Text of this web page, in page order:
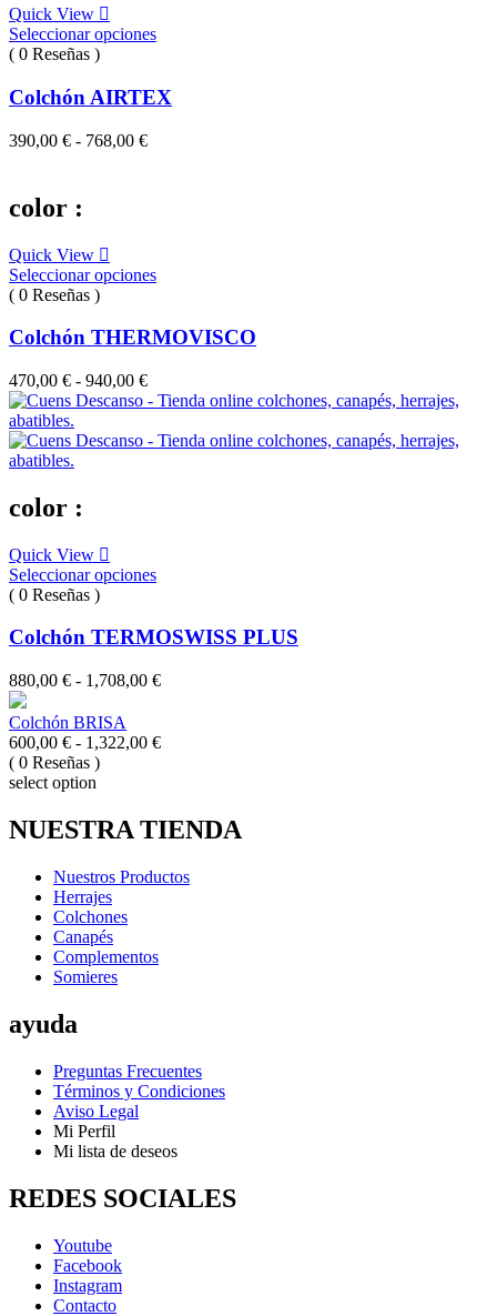
Quick View
Seleccionar opciones
( 0 Reseñas )
Colchón AIRTEX
390,00 € - 768,00 €Rango
color :
Quick View
Seleccionar opciones
( 0 Reseñas )
Colchón THERMOVISCO
470,00 € - 940,00 €Rango
de
desde
color :
Quick View
Seleccionar opciones
( 0 Reseñas )
Colchón TERMOSWISS PLUS
880,00 € - 1,708,00 €Rango
desde
Colchón BRISA
600,00 € - 1,322,00 €Rango
600,00 €
hasta
( 0 Reseñas )
select option
NUESTRA TIENDA
Nuestros Productos
Herrajes
Colchones
Canapés
Complementos
Somieres
ayuda
Preguntas Frecuentes
Términos y Condiciones
Aviso Legal
Mi Perfil
Mi lista de deseos
REDES SOCIALES
Youtube
Facebook
Instagram
Contacto